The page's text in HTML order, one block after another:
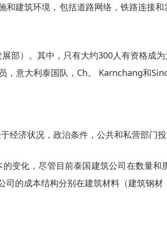
和建筑环境，包括道路网络，铁路连接
部）。其中，只有大约300人有资格成
意大利泰国队，Ch。 Karnchang和
经济状况，政治条件，公共和私营部门
的变化，尽管目前泰国建筑公司在数量
的成本结构分别在建筑材料（建筑钢